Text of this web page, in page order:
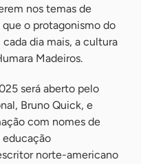
nos temas de
o protagonismo do
dia mais, a cultura
Madeiros.
será aberto pelo
Bruno Quick, e
com nomes de
educação
norte-americano